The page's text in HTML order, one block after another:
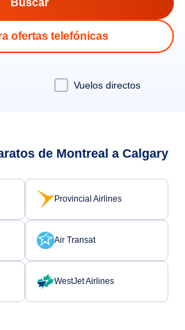
ofertas telefónicas
Vuelos directos
de Montreal a Calgary
Provincial Airlines
Air Transat
WestJet Airlines